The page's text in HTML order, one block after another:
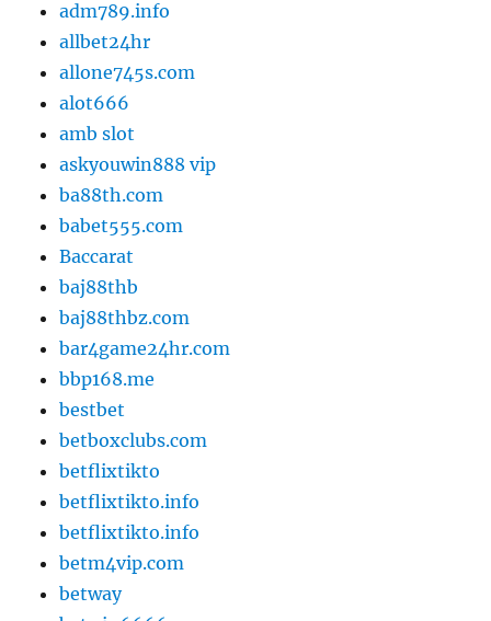
adm789.info
allbet24hr
allone745s.com
alot666
amb slot
askyouwin888 vip
ba88th.com
babet555.com
Baccarat
baj88thb
baj88thbz.com
bar4game24hr.com
bbp168.me
bestbet
betboxclubs.com
betflixtikto
betflixtikto.info
betflixtikto.info
betm4vip.com
betway